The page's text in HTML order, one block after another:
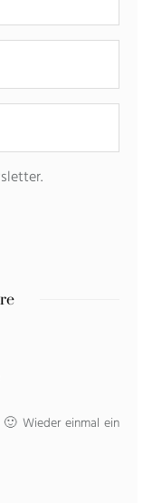
.
Wieder einmal ein